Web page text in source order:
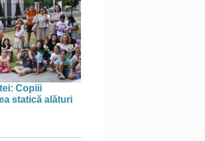
Copiii
statică alături